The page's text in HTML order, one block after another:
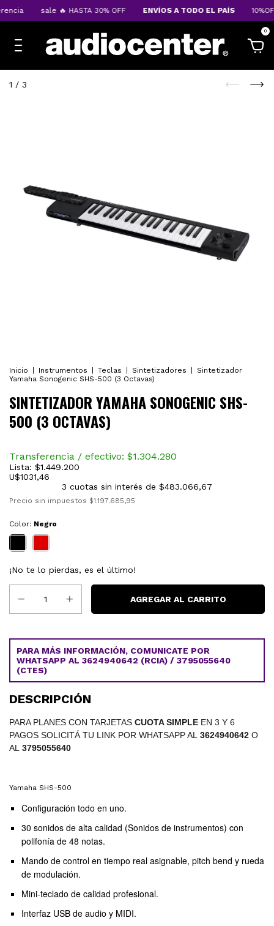
sale 🔥 HASTA 30% OFF ENVÍOS A TODO EL PAÍS
0
1 / 3
Inicio Instrumentos Teclas Sintetizadores
Sintetizador
Yamaha Sonogenic SHS-500 (3 Octavas)
SINTETIZADOR YAMAHA SONOGENIC SHS-
500 (3 OCTAVAS)
Transferencia / efectivo: $1.304.280
Lista: $1.449.200
U$1031,46
3 cuotas sin interés de $483.066,67
Precio sin impuestos $1.197.685,95
Color: Negro
¡No te lo pierdas, es el último!
PARA MÁS INFORMACIÓN, COMUNICATE POR
WHATSAPP AL 3624940642 (RCIA) / 3795055640
(CTES)
DESCRIPCIÓN
PARA PLANES CON TARJETAS CUOTA SIMPLE EN 3 Y 6
PAGOS SOLICITÁ TU LINK POR WHATSAPP AL 3624940642 O
AL 3795055640
Yamaha SHS-500
Configuración todo en uno.
30 sonidos de alta calidad (Sonidos de instrumentos) con
polifonía de 48 notas.
Mando de control en tiempo real asignable, pitch bend y rueda
de modulación.
Mini-teclado de calidad profesional.
Interfaz USB de audio y MIDI.